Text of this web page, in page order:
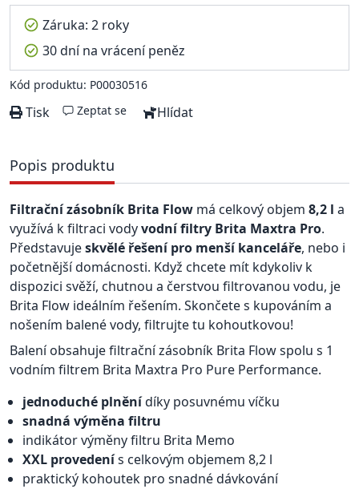
Záruka: 2 roky
30 dní na vrácení peněz
Kód produktu: P00030516
Tisk Zeptat se Hlídat
Popis produktu
Filtrační zásobník Brita Flow má celkový objem 8,2 l a
využívá k filtraci vodyvodní filtry Brita Maxtra Pro.
Představujeskvělé řešení pro menší kanceláře, nebo i
početnější domácnosti. Když chcete mít kdykoliv k
dispozici svěží, chutnou a čerstvou filtrovanou vodu, je
Brita Flow ideálním řešením. Skončete s kupováním a
nošením balené vody, filtrujte tu kohoutkovou!
Balení obsahuje filtrační zásobník Brita Flow spolu s 1
vodním filtrem Brita Maxtra Pro Pure Performance.
jednoduché plněnídíky posuvnému víčku
snadná výměna filtru
indikátor výměny filtru Brita Memo
XXL provedenís celkovým objemem 8,2 l
praktický kohoutek pro snadné dávkování